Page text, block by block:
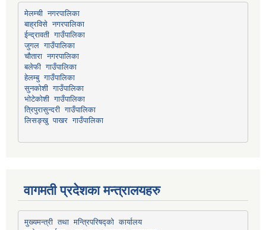
मेलम्ची नगरपालिका
बाह्रविसे नगरपालिका
ईन्द्रावती गाउँपालिका
जुगल गाउँपालिका
चौतारा नगरपालिका
बलेफी गाउँपालिका
हेलम्बु गाउँपालिका
सुनकोशी गाउँपालिका
भोटेकोशी गाउँपालिका
त्रिपुरासुन्दरी गाउँपालिका
लिसङ्खु पाखर गाउँपालिका
वागमती प्रदेशका मन्त्रालयहरु
मुख्यमन्त्री तथा मन्त्रिपरिषद्को कार्यालय